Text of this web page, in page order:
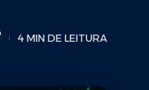
4 MIN DE LEITURA